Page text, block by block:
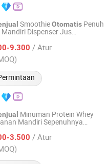
SmoothieOtomatis Penuh
Dispenser Jus
9.300 / Atur
Technology Co., Ltd.
Harga mulai 2025
Minuman Protein Whey
Mandiri Sepenuhnya
Kebugaran 24/7
3.500 / Atur
Technology Co., Ltd.
Harga mulai 2025